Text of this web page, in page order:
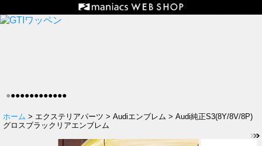
●●●●●●●●●●●●●
ホーム > エクステリアパーツ > Audiエンブレム > Audi純正S3(8Y/8V/8P)
グロスブラックリアエンブレム